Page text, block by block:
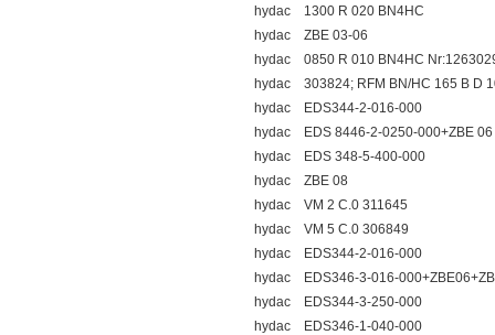
hydac 1300 R 020 BN4HC
hydac ZBE 03-06
hydac 0850 R 010 BN4HC
hydac 303824; RFM BN/HC 165 B D
hydac EDS344-2-016-000
hydac EDS 8446-2-0250-000+ZBE 06
hydac EDS 348-5-400-000
hydac ZBE 08
hydac VM 2 C.0 311645
hydac VM 5 C.0 306849
hydac EDS344-2-016-000
hydac EDS346-3-016-
hydac EDS344-3-250-000
hydac EDS346-1-040-000